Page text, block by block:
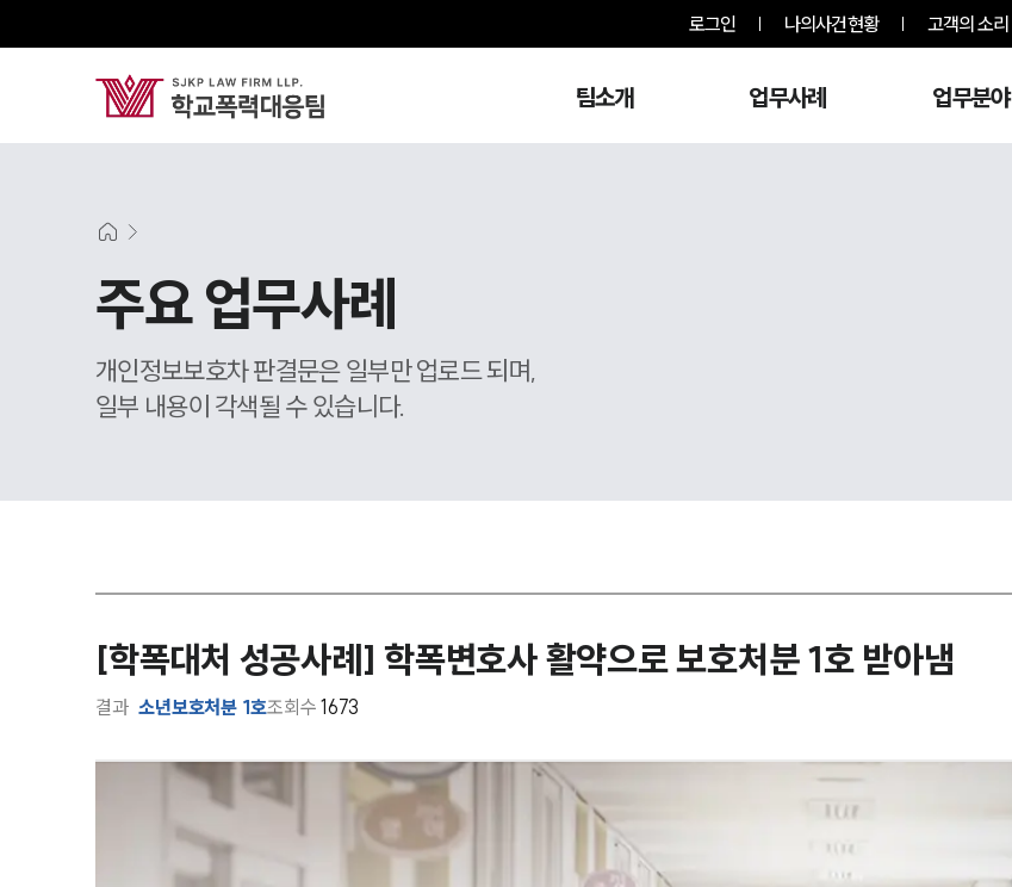
로그인 나의사건현황 고객의 소리
팀소개 업무사례 업무분야
주요 업무사례
개인정보보호차 판결문은 일부만 업로드 되며,
일부 내용이 각색될 수 있습니다.
[학폭대처 성공사례] 학폭변호사 활약으로 보호처분 1호 받아냄
결과 소년보호처분 1호조회수 1673